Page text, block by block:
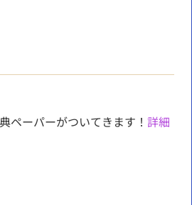
ペーパーがついてきます！ 詳細